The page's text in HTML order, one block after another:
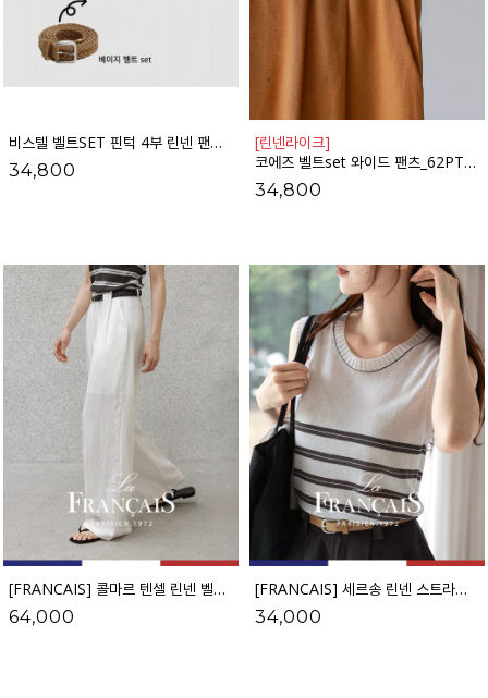
비스텔 벨트SET 핀턱 4부 린넨 팬츠_62PT2609
34,800
[린넨라이크]
코에즈 벨트set 와이드 팬츠_62PT2520
34,800
[FRANCAIS] 콜마르 텐셀 린넨 벨트set 와이드 슬랙스_F6H432SL
64,000
[FRANCAIS] 세르송 린넨 스트라이프 니트 나시_62KN2593
34,000